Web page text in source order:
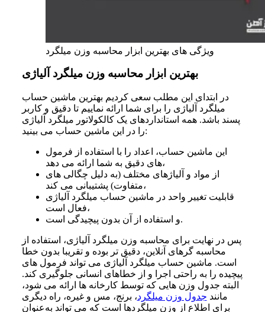
ویژگی های بهترین ابزار محاسبه وزن میلگرد
بهترین ابزار محاسبه وزن میلگرد آلیاژی
در ابتدای این مطلب سعی کردیم بهترین ماشین حساب
میلگرد آلیاژی را برای شما ارائه نماییم تا دقیق و کاربر
پسند باشد. همه استانداردهای یک کالکولاتور میلگرد آلیاژی
را در این ماشین حساب می بینید:
این ماشین حساب، اعداد را با استفاده از فرمول
های دقیق به شما ارائه می دهد،
از مواد و آلیاژهای مختلف (به دلیل چگالی های
متفاوت) پشتیبانی می کند،
قابلیت تغییر واحد در ماشین حساب میلگرد آلیاژی
فعال است،
و استفاده از آن بدون پیچیدگی است.
پس در نهایت برای محاسبه وزن میلگرد آلیاژی، استفاده از
محاسبه گرهای آنلاین، دقیق تر بوده و تقریبا بدون خطا
است. ماشین حساب میلگرد آلیاژی می‌ تواند فرمول های
پیچیده را به راحتی اجرا و از خطاهای انسانی جلوگیری کند.
البته جدول وزن هایی که توسط کارخانه ها ارائه می شود،
مانند جدول وزن میلگرد، برنج، مس و غیره، راه دیگری
برای اطلاع از وزن میلگردها است که می تواند به‌عنوان